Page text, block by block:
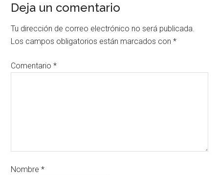
Deja un comentario
Tu dirección de correo electrónico no será publicada.
Los campos obligatorios están marcados con*
Comentario*
Nombre*